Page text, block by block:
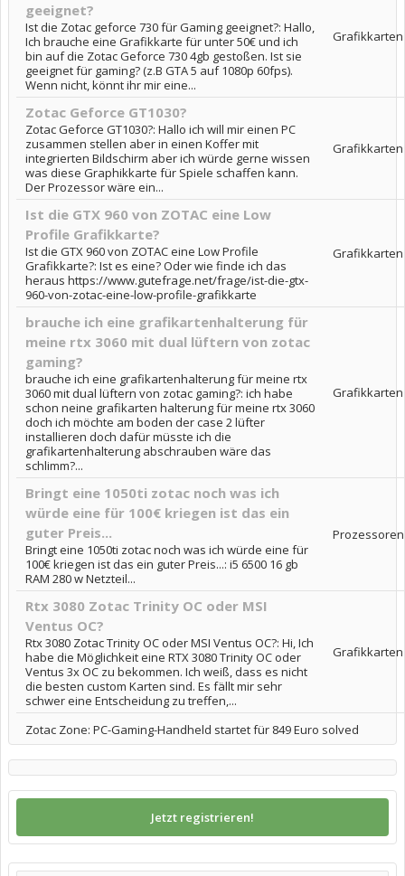
geeignet?
Ist die Zotac geforce 730 für Gaming geeignet?: Hallo,
Ich brauche eine Grafikkarte für unter 50€ und ich
bin auf die Zotac Geforce 730 4gb gestoßen. Ist sie
geeignet für gaming? (z.B GTA 5 auf 1080p 60fps).
Wenn nicht, könnt ihr mir eine...
Grafikkarten
Zotac Geforce GT1030?
Zotac Geforce GT1030?: Hallo ich will mir einen PC
zusammen stellen aber in einen Koffer mit
integrierten Bildschirm aber ich würde gerne wissen
was diese Graphikkarte für Spiele schaffen kann.
Der Prozessor wäre ein...
Grafikkarten
Ist die GTX 960 von ZOTAC eine Low
Profile Grafikkarte?
Ist die GTX 960 von ZOTAC eine Low Profile
Grafikkarte?: Ist es eine? Oder wie finde ich das
heraus https://www.gutefrage.net/frage/ist-die-gtx-
960-von-zotac-eine-low-profile-grafikkarte
Grafikkarten
brauche ich eine grafikartenhalterung für
meine rtx 3060 mit dual lüftern von zotac
gaming?
brauche ich eine grafikartenhalterung für meine rtx
3060 mit dual lüftern von zotac gaming?: ich habe
schon neine grafikarten halterung für meine rtx 3060
doch ich möchte am boden der case 2 lüfter
installieren doch dafür müsste ich die
grafikartenhalterung abschrauben wäre das
schlimm?...
Grafikkarten
Bringt eine 1050ti zotac noch was ich
würde eine für 100€ kriegen ist das ein
guter Preis...
Bringt eine 1050ti zotac noch was ich würde eine für
100€ kriegen ist das ein guter Preis...: i5 6500 16 gb
RAM 280 w Netzteil...
Prozessoren
Rtx 3080 Zotac Trinity OC oder MSI
Ventus OC?
Rtx 3080 Zotac Trinity OC oder MSI Ventus OC?: Hi, Ich
habe die Möglichkeit eine RTX 3080 Trinity OC oder
Ventus 3x OC zu bekommen. Ich weiß, dass es nicht
die besten custom Karten sind. Es fällt mir sehr
schwer eine Entscheidung zu treffen,...
Grafikkarten
Zotac Zone: PC-Gaming-Handheld startet für 849 Euro solved
Jetzt registrieren!